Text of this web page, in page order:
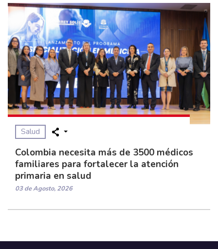
Salud
Colombia necesita más de 3500 médicos
familiares para fortalecer la atención
primaria en salud
03 de Agosto, 2026